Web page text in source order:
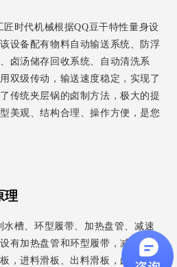
匠时代机械根据QQ豆干特性量身设
设备配有物料自动输送系统、防浮
卤汤储存回收系统、自动清洗系
双级传动，输送速度稳定，实现了
传统夹层锅的卤制方法，极大的提
美观、结构合理、操作方便，是您
理
水槽、环型履带、加热盘管、减速
有加热盘管和环型履带，减速电机
，进料滑板、出料滑板，卤制水槽